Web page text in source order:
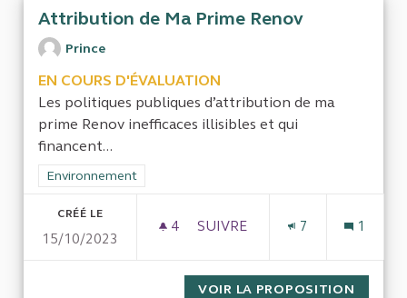
Attribution de Ma Prime Renov
Prince
EN COURS D'ÉVALUATION
Les politiques publiques d’attribution de ma
prime Renov inefficaces illisibles et qui
financent...
Filtrer les résultats de la catégorie : Environnement
Environnement
CRÉÉ LE
15/10/2023
4 4 ABONNÉS
SUIVRE
7 1
VOIR LA PROPOSITION